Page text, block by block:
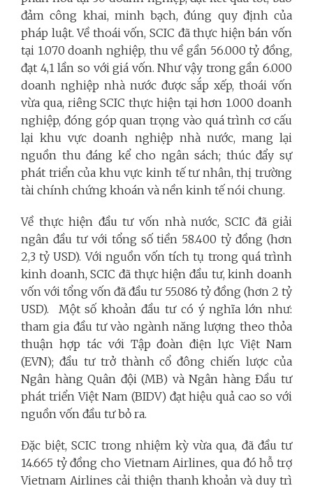
đảm công khai, minh bạch, đúng quy định của
pháp luật. Về thoái vốn, SCIC đã thực hiện bán vốn
tại 1.070 doanh nghiệp, thu về gần 56.000 tỷ đồng,
đạt 4,1 lần so với giá vốn. Như vậy trong gần 6.000
doanh nghiệp nhà nước được sắp xếp, thoái vốn
vừa qua, riêng SCIC thực hiện tại hơn 1.000 doanh
nghiệp, đóng góp quan trọng vào quá trình cơ cấu
lại khu vực doanh nghiệp nhà nước, mang lại
nguồn thu đáng kể cho ngân sách; thúc đẩy sự
phát triển của khu vực kinh tế tư nhân, thị trường
tài chính chứng khoán và nền kinh tế nói chung.
Về thực hiện đầu tư vốn nhà nước, SCIC đã giải
ngân đầu tư với tổng số tiền 58.400 tỷ đồng (hơn
2,3 tỷ USD). Với nguồn vốn tích tụ trong quá trình
kinh doanh, SCIC đã thực hiện đầu tư, kinh doanh
vốn với tổng vốn đã đầu tư 55.086 tỷ đồng (hơn 2 tỷ
USD). Một số khoản đầu tư có ý nghĩa lớn như:
tham gia đầu tư vào ngành năng lượng theo thỏa
thuận hợp tác với Tập đoàn điện lực Việt Nam
(EVN); đầu tư trở thành cổ đông chiến lược của
Ngân hàng Quân đội (MB) và Ngân hàng Đầu tư
phát triển Việt Nam (BIDV) đạt hiệu quả cao so với
nguồn vốn đầu tư bỏ ra.
Đặc biệt, SCIC trong nhiệm kỳ vừa qua, đã đầu tư
14.665 tỷ đồng cho Vietnam Airlines, qua đó hỗ trợ
Vietnam Airlines cải thiện thanh khoản và duy trì